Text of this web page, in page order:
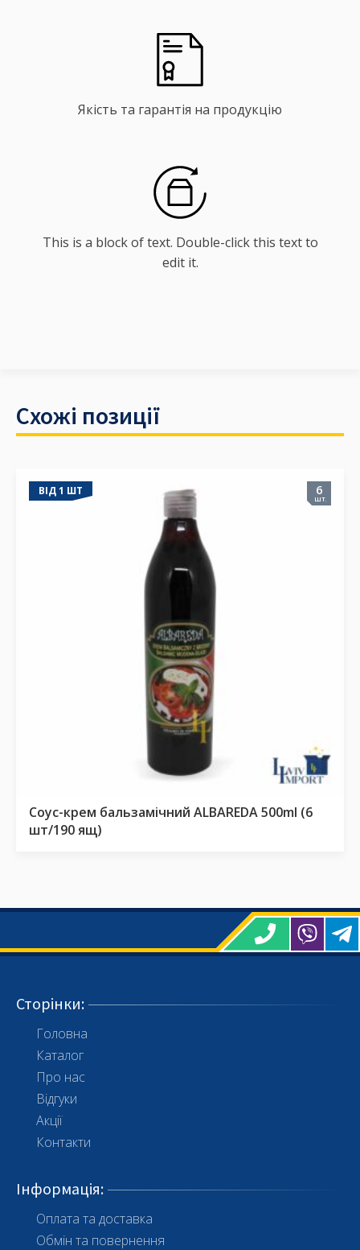
Якість та гарантія на продукцію
This is a block of text. Double-click this text to
edit it.
Схожі позиції
ВІД 1 ШТ
Соус-крем бальзамічний ALBAREDA 500ml (6
шт/190 ящ)
6
шт.
Сторінки:
Головна
Каталог
Про нас
Відгуки
Акції
Контакти
Інформація:
Оплата та доставка
Обмін та повернення